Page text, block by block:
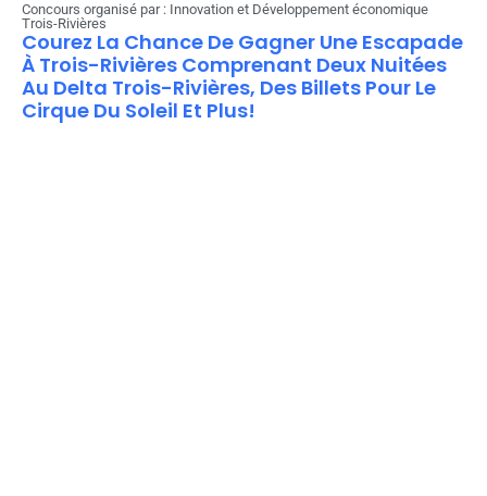
Concours organisé par : Innovation et Développement économique
Trois-Rivières
Courez La Chance De Gagner Une Escapade
À Trois-Rivières Comprenant Deux Nuitées
Au Delta Trois-Rivières, Des Billets Pour Le
Cirque Du Soleil Et Plus!